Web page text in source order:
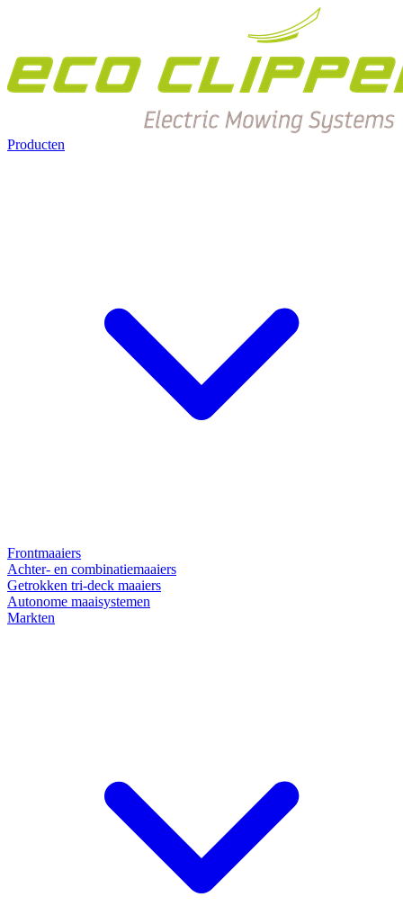
Producten
Frontmaaiers
Achter- en combinatiemaaiers
Getrokken tri-deck maaiers
Autonome maaisystemen
Markten